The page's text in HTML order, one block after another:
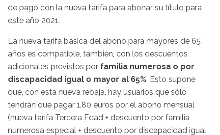
de pago con la nueva tarifa para abonar su título para
este año 2021.
La nueva tarifa básica del abono para mayores de 65
años es compatible, también, con los descuentos
adicionales previstos por familia numerosa o por
discapacidad igual o mayor al 65%. Esto supone
que, con esta nueva rebaja, hay usuarios que sólo
tendrán que pagar 1,80 euros por el abono mensual
(nueva tarifa Tercera Edad + descuento por familia
numerosa especial + descuento por discapacidad igual